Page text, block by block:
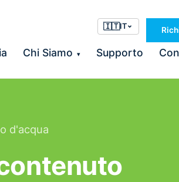
🇮🇹IT
Chi Siamo ▾ Supporto
d'acqua